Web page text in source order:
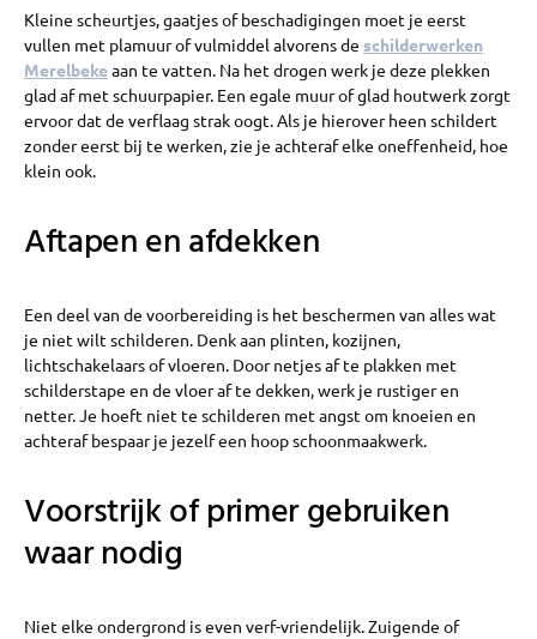
Kleine scheurtjes, gaatjes of beschadigingen moet je eerst
vullen met plamuur of vulmiddel alvorens de schilderwerken
Merelbekeaan te vatten. Na het drogen werk je deze plekken
glad af met schuurpapier. Een egale muur of glad houtwerk zorgt
ervoor dat de verflaag strak oogt. Als je hierover heen schildert
zonder eerst bij te werken, zie je achteraf elke oneffenheid, hoe
klein ook.
Aftapen en afdekken
Een deel van de voorbereiding is het beschermen van alles wat
je niet wilt schilderen. Denk aan plinten, kozijnen,
lichtschakelaars of vloeren. Door netjes af te plakken met
schilderstape en de vloer af te dekken, werk je rustiger en
netter. Je hoeft niet te schilderen met angst om knoeien en
achteraf bespaar je jezelf een hoop schoonmaakwerk.
Voorstrijk of primer gebruiken
waar nodig
Niet elke ondergrond is even verf-vriendelijk. Zuigende of